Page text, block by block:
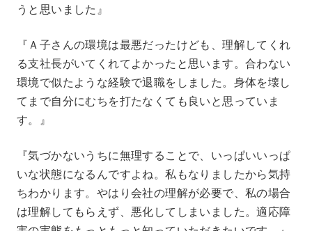
うと思いました』
『Ａ子さんの環境は最悪だったけども、理解してくれ
る支社長がいてくれてよかったと思います。合わない
環境で似たような経験で退職をしました。身体を壊し
てまで自分にむちを打たなくても良いと思っていま
す。』
『気づかないうちに無理することで、いっぱいいっぱ
いな状態になるんですよね。私もなりましたから気持
ちわかります。やはり会社の理解が必要で、私の場合
は理解してもらえず、悪化してしまいました。適応障